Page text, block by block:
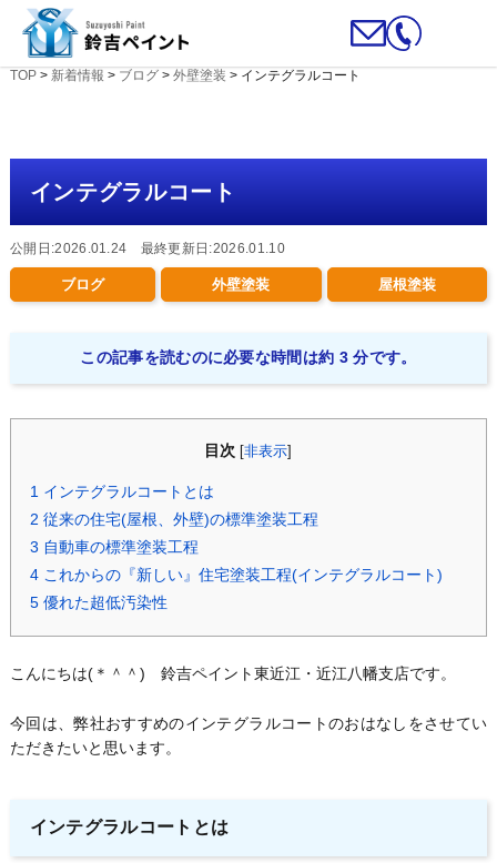
TOP> 新着情報 > ブログ> 外壁塗装 > インテグラルコート
インテグラルコート
公開日:2026.01.24 最終更新日:2026.01.10
ブログ 外壁塗装 屋根塗装
この記事を読むのに必要な時間は約 3 分です。
目次 [非表示
1 インテグラルコートとは
2 従来の住宅(屋根、外壁)の標準塗装工程
3 自動車の標準塗装工程
4これからの『新しい』住宅塗装工程(インテグラルコート)
5優れた超低汚染性
こんにちは(＊＾＾) 鈴吉ペイント東近江・近江八幡支店です。
今回は、弊社おすすめのインテグラルコートのおはなしをさせてい
ただきたいと思います。
インテグラルコートとは